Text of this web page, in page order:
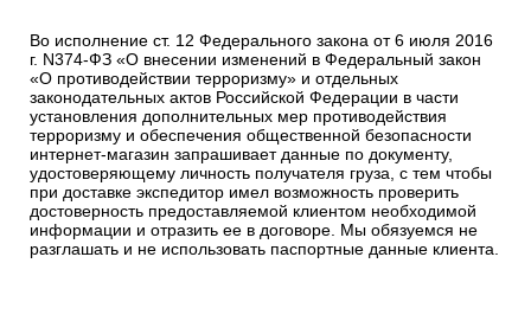
Во исполнение ст. 12 Федерального закона от 6 июля 2016
г. N374-ФЗ «О внесении изменений в Федеральный закон
«О противодействии терроризму» и отдельных
законодательных актов Российской Федерации в части
установления дополнительных мер противодействия
терроризму и обеспечения общественной безопасности
интернет-магазин запрашивает данные по документу,
удостоверяющему личность получателя груза, с тем чтобы
при доставке экспедитор имел возможность проверить
достоверность предоставляемой клиентом необходимой
информации и отразить ее в договоре. Мы обязуемся не
разглашать и не использовать паспортные данные клиента.